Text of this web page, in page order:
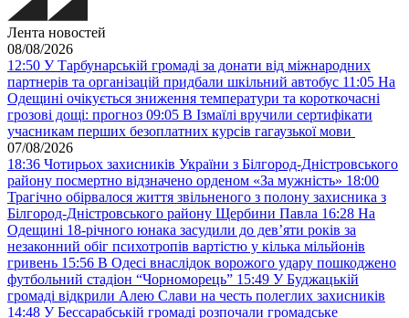
Лента новостей
08/08/2026
12:50 У Тарбунарській громаді за донати від міжнародних
партнерів та організацій придбали шкільний автобус 11:05 На
Одещині очікується зниження температури та короткочасні
грозові дощі: прогноз 09:05 В Ізмаїлі вручили сертифікати
учасникам перших безоплатних курсів гагаузької мови
07/08/2026
18:36 Чотирьох захисників України з Білгород-Дністровського
району посмертно відзначено орденом «За мужність» 18:00
Трагічно обірвалося життя звільненого з полону захисника з
Білгород-Дністровського району Щербини Павла 16:28 На
Одещині 18-річного юнака засудили до дев’яти років за
незаконний обіг психотропів вартістю у кілька мільйонів
гривень 15:56 В Одесі внаслідок ворожого удару пошкоджено
футбольний стадіон “Чорноморець” 15:49 У Буджацькій
громаді відкрили Алею Слави на честь полеглих захисників
14:48 У Бессарабській громаді розпочали громадське